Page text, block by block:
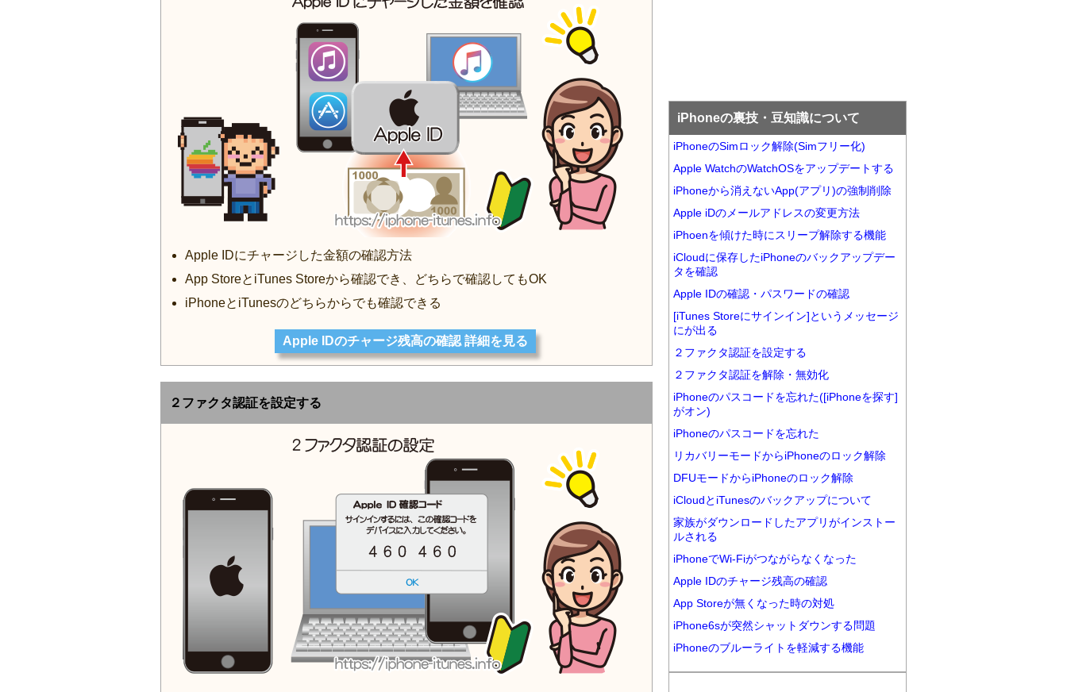
Apple IDにチャージした金額の確認方法
App StoreとiTunes Storeから確認でき、どちらで確認してもOK
iPhoneとiTunesのどちらからでも確認できる
Apple IDのチャージ残高の確認 詳細を見る
２ファクタ認証を設定する
iPhoneの裏技・豆知識について
iPhoneのSimロック解除(Simフリー化)
Apple WatchのWatchOSをアップデートする
iPhoneから消えないApp(アプリ)の強制削除
Apple iDのメールアドレスの変更方法
iPhoenを傾けた時にスリープ解除する機能
iCloudに保存したiPhoneのバックアップデー
タを確認
Apple IDの確認・パスワードの確認
[iTunes Storeにサインイン]というメッセージ
にが出る
２ファクタ認証を設定する
２ファクタ認証を解除・無効化
iPhoneのパスコードを忘れた([iPhoneを探す]
がオン)
iPhoneのパスコードを忘れた
リカバリーモードからiPhoneのロック解除
DFUモードからiPhoneのロック解除
iCloudとiTunesのバックアップについて
家族がダウンロードしたアプリがインストー
ルされる
iPhoneでWi-Fiがつながらなくなった
Apple IDのチャージ残高の確認
App Storeが無くなった時の対処
iPhone6sが突然シャットダウンする問題
iPhoneのブルーライトを軽減する機能